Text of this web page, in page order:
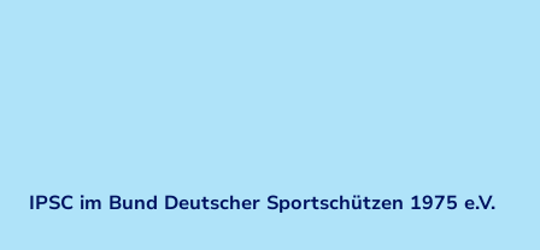
IPSC im Bund Deutscher Sportschützen 1975 e.V.